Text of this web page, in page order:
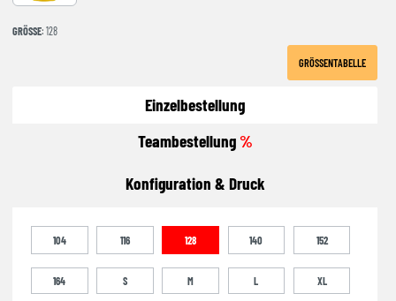
GRÖSSE : 128
GRÖSSENTABELLE
Einzelbestellung
Teambestellung%
Konfiguration & Druck
104 116 128 140 152
164 S M L XL